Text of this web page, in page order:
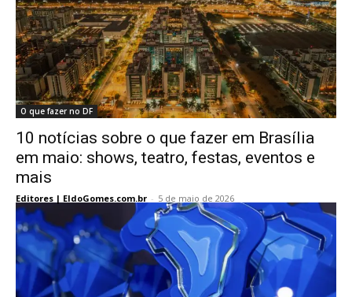
O que fazer no DF
10 notícias sobre o que fazer em Brasília
em maio: shows, teatro, festas, eventos e
mais
Editores | EldoGomes.com.br - 5 de maio de 2026